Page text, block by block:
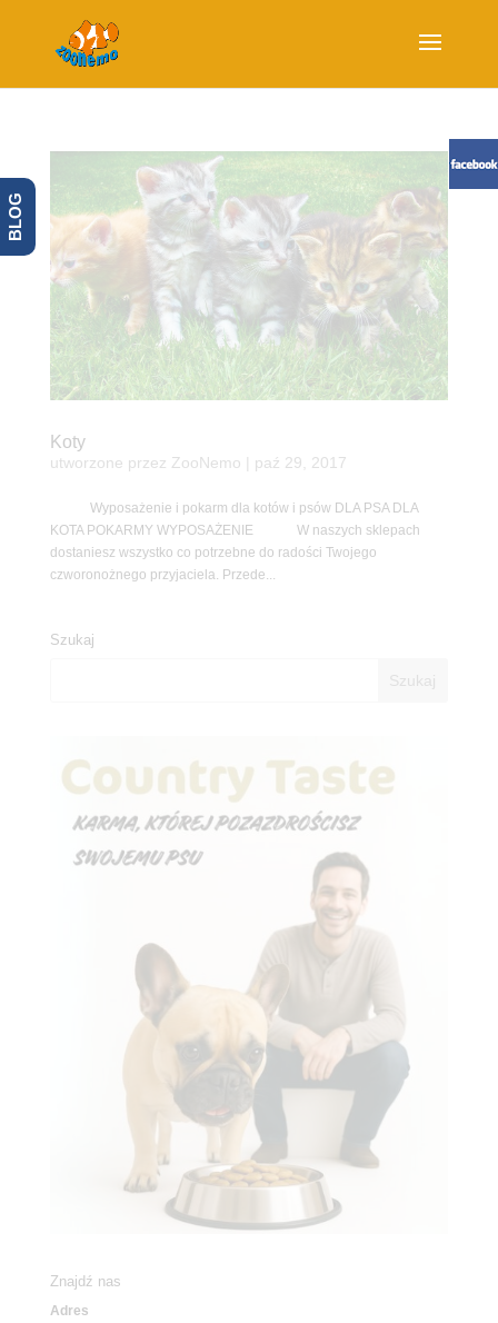
Koty
utworzone przez ZooNemo paź 29, 2017
Wyposażenie i pokarm dla kotów i psów DLA PSA DLA
KOTA POKARMY WYPOSAŻENIE W naszych sklepach
dostaniesz wszystko co potrzebne do radości Twojego
czworonożnego przyjaciela. Przede...
Szukaj
Znajdź nas
Adres
BLOG